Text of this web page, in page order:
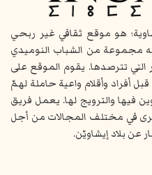
هو موقع ثقافي غير ربحي
مجموعة من الشباب النوميدي
التي تترصدها. يقوم الموقع على
أفراد وأقلام واعية حاملة لهمّ
فيها والترويج لها. يعمل فريق
في مختلف المجالات من أجل
عن بلاد إيشاويّن.